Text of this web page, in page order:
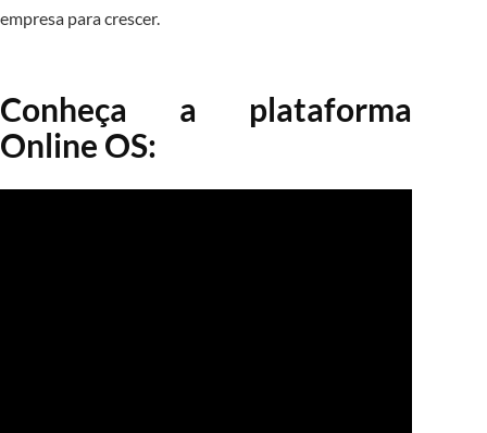
empresa para crescer.
Conheça a plataforma
Online OS: